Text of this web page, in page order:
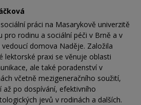
práci na Masarykově univerzitě
pro rodinu a sociální péči v Brně a v
domova Naděje. Založila
lektorské praxi se věnuje oblasti
ale také poradenství v
včetně mezigeneračního soužití,
po dospívání, efektivního
jevů v rodinách a dalších.